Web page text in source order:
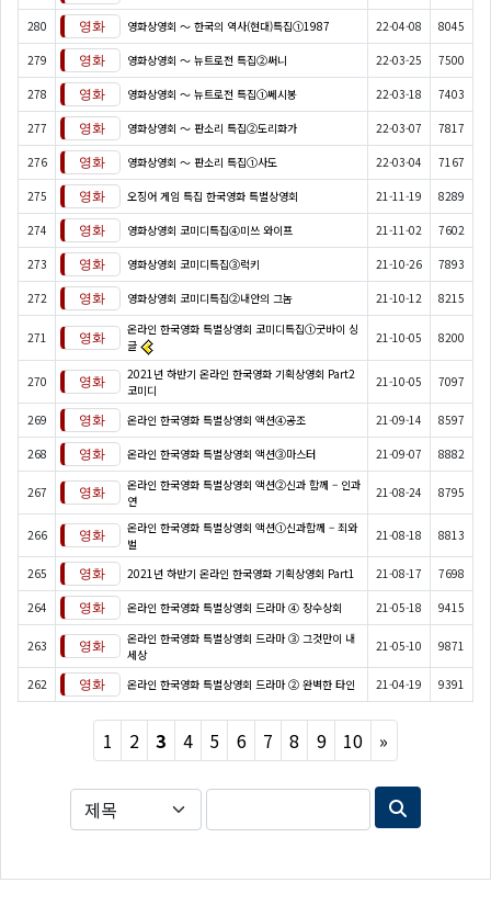
280 영화상영회 ～ 한국의 역사(현대)특집①1987 22-04-08 8045
279 영화상영회 ～ 뉴트로전 특집②써니 22-03-25 7500
278 영화상영회 ～ 뉴트로전 특집①쎄시봉 22-03-18 7403
277 영화상영회 ～ 판소리 특집②도리화가 22-03-07 7817
276 영화상영회 ～ 판소리 특집①사도 22-03-04 7167
275 오징어 게임 특집 한국영화 특별상영회 21-11-19 8289
274 영화상영회 코미디특집④미쓰 와이프 21-11-02 7602
273 영화상영회 코미디특집③럭키 21-10-26 7893
272 영화상영회 코미디특집②내안의 그놈 21-10-12 8215
271
온라인 한국영화 특별상영회 코미디특집①굿바이 싱
글
21-10-05 8200
270
2021년 하반기 온라인 한국영화 기획상영회 Part2
코미디
21-10-05 7097
269 온라인 한국영화 특별상영회 액션④공조 21-09-14 8597
268 온라인 한국영화 특별상영회 액션③마스터 21-09-07 8882
267
온라인 한국영화 특별상영회 액션②신과 함께 – 인과
연
21-08-24 8795
266
온라인 한국영화 특별상영회 액션①신과함께 – 죄와
벌
21-08-18 8813
265 2021년 하반기 온라인 한국영화 기획상영회 Part1 21-08-17 7698
264 온라인 한국영화 특별상영회 드라마 ④ 장수상회 21-05-18 9415
263
온라인 한국영화 특별상영회 드라마 ③ 그것만이 내
세상
21-05-10 9871
262 온라인 한국영화 특별상영회 드라마 ② 완벽한 타인 21-04-19 9391
1 2 3 4 5 6 7 8 9 10 »